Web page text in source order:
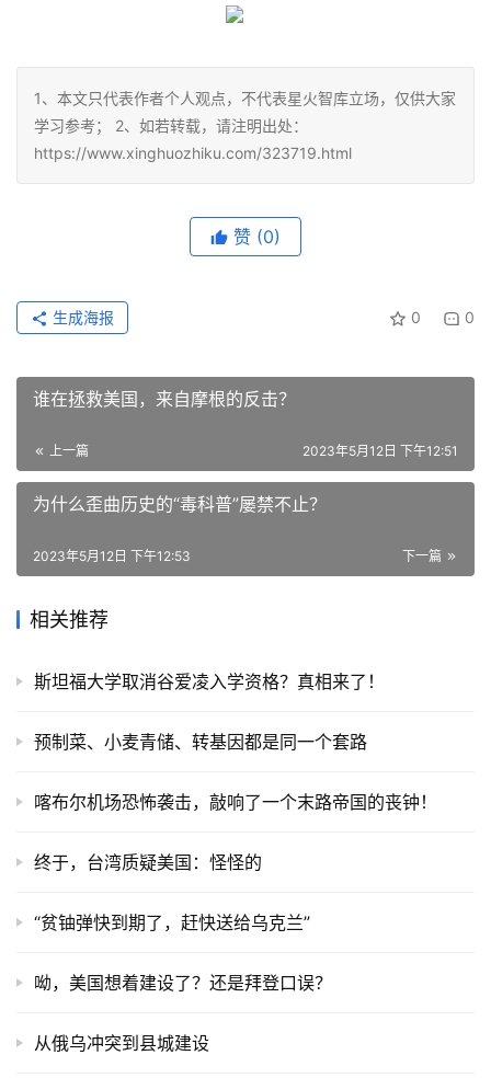
1、本文只代表作者个人观点，不代表星火智库立场，仅供大家
学习参考； 2、如若转载，请注明出处：
https://www.xinghuozhiku.com/323719.html
赞 (0)
0 0
生成海报
谁在拯救美国，来自摩根的反击？
上一篇 2023年5月12日 下午12:51
为什么歪曲历史的“毒科普”屡禁不止？
下一篇
2023年5月12日 下午12:53
相关推荐
斯坦福大学取消谷爱凌入学资格？真相来了！
预制菜、小麦青储、转基因都是同一个套路
喀布尔机场恐怖袭击，敲响了一个末路帝国的丧钟！
终于，台湾质疑美国：怪怪的
“贫铀弹快到期了，赶快送给乌克兰”
呦，美国想着建设了？还是拜登口误？
从俄乌冲突到县城建设